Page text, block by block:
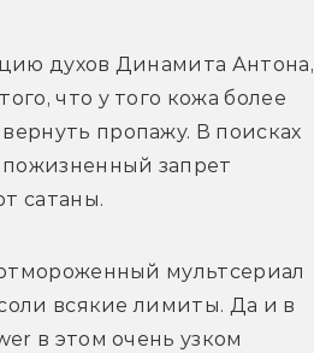
духов Динамита Антона,
что у того кожа более
пропажу. В поисках
запрет
сатаны.
мультсериал
всякие лимиты. Да и в
в этом очень узком